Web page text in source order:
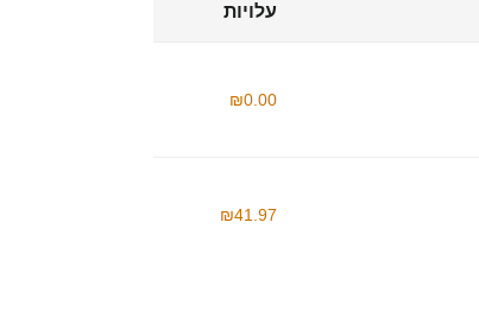
עלויות
₪0.00
₪41.97